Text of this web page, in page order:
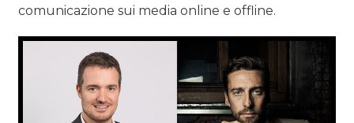
comunicazione sui media online e offline.